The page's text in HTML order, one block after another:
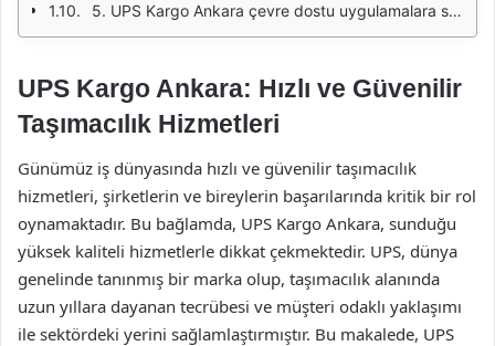
5. UPS Kargo Ankara çevre dostu uygulamalara sahip mi?
UPS Kargo Ankara: Hızlı ve Güvenilir
Taşımacılık Hizmetleri
Günümüz iş dünyasında hızlı ve güvenilir taşımacılık
hizmetleri, şirketlerin ve bireylerin başarılarında kritik bir rol
oynamaktadır. Bu bağlamda, UPS Kargo Ankara, sunduğu
yüksek kaliteli hizmetlerle dikkat çekmektedir. UPS, dünya
genelinde tanınmış bir marka olup, taşımacılık alanında
uzun yıllara dayanan tecrübesi ve müşteri odaklı yaklaşımı
ile sektördeki yerini sağlamlaştırmıştır. Bu makalede, UPS